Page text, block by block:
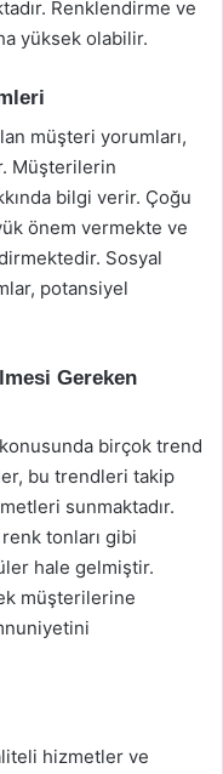
Renklendirme ve
yüksek olabilir.
müşteri yorumları,
Müşterilerin
bilgi verir. Çoğu
önem vermekte ve
Sosyal
potansiyel
Gereken
birçok trend
bu trendleri takip
sunmaktadır.
tonları gibi
hale gelmiştir.
müşterilerine
hizmetler ve